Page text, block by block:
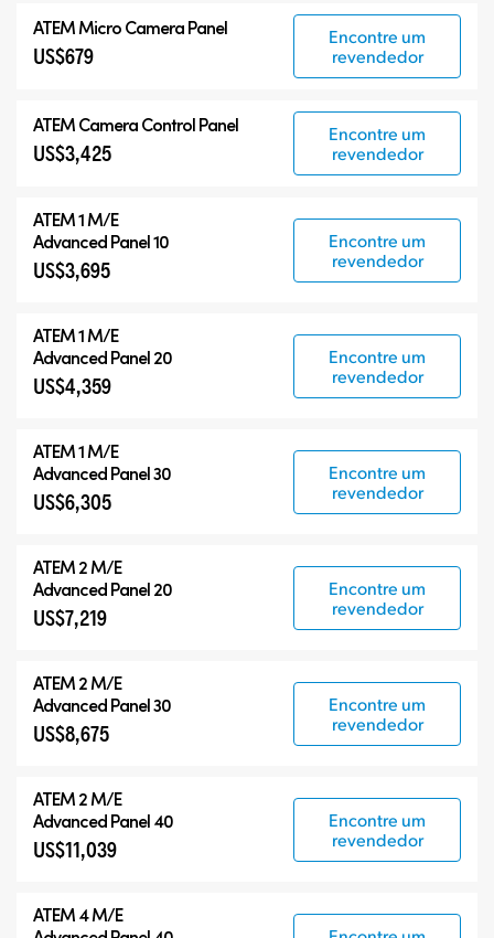
ATEM Micro Camera Panel
US$679
Encontre um
revendedor
ATEM Camera Control Panel
US$3,425
Encontre um
revendedor
ATEM 1 M/E
Advanced Panel 10
US$3,695
Encontre um
revendedor
ATEM 1 M/E
Advanced Panel 20
US$4,359
Encontre um
revendedor
ATEM 1 M/E
Advanced Panel 30
US$6,305
Encontre um
revendedor
ATEM 2 M/E
Advanced Panel 20
US$7,219
Encontre um
revendedor
ATEM 2 M/E
Advanced Panel 30
US$8,675
Encontre um
revendedor
ATEM 2 M/E
Advanced Panel 40
US$11,039
Encontre um
revendedor
ATEM 4 M/E